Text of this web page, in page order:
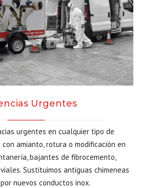
Urgentes
urgentes en cualquier tipo de
amianto, rotura o modificación en
bajantes de fibrocemento,
Sustituimos antiguas chimeneas
nuevos conductos inox.